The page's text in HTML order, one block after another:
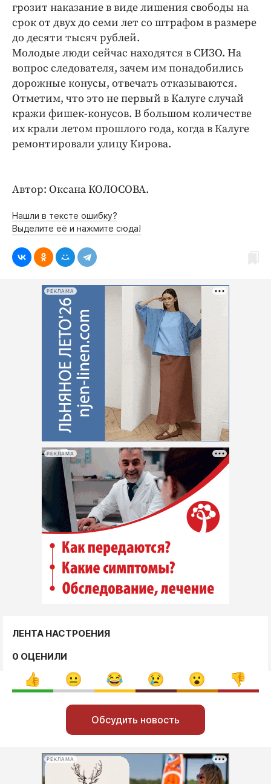
Бренд года
Работодатель года
грозит наказание в виде лишения свободы на
срок от двух до семи лет со штрафом в размере
до десяти тысяч рублей.
Молодые люди сейчас находятся в СИЗО. На
вопрос следователя, зачем им понадобились
дорожные конусы, отвечать отказываются.
Отметим, что это не первый в Калуге случай
кражи фишек-конусов. В большом количестве
их крали летом прошлого года, когда в Калуге
ремонтировали улицу Кирова.
Автор: Оксана КОЛОСОВА.
Нашли в тексте ошибку?
Выделите её и нажмите сюда!
РЕКЛАМА
РЕКЛАМА
ЛЕНТА НАСТРОЕНИЯ
0 ОЦЕНИЛИ
Обсудить новость
РЕКЛАМА